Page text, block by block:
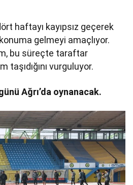
haftayı kayıpsız geçerek
gelmeyi amaçlıyor.
bu süreçte taraftar
vurguluyor.
Ağrı’da oynanacak.